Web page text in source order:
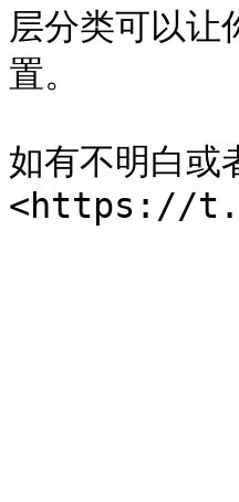
层分类可以让
置。
如有不明白或